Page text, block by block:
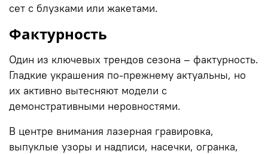
сет с блузками или жакетами.
Фактурность
Один из ключевых трендов сезона – фактурность.
Гладкие украшения по-прежнему актуальны, но
их активно вытесняют модели с
демонстративными неровностями.
В центре внимания лазерная гравировка,
выпуклые узоры и надписи, насечки, огранка,